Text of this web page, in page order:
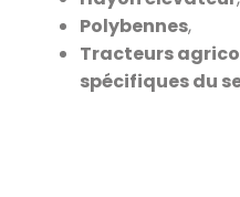
Polybennes,
Tracteurs
spécifiques du